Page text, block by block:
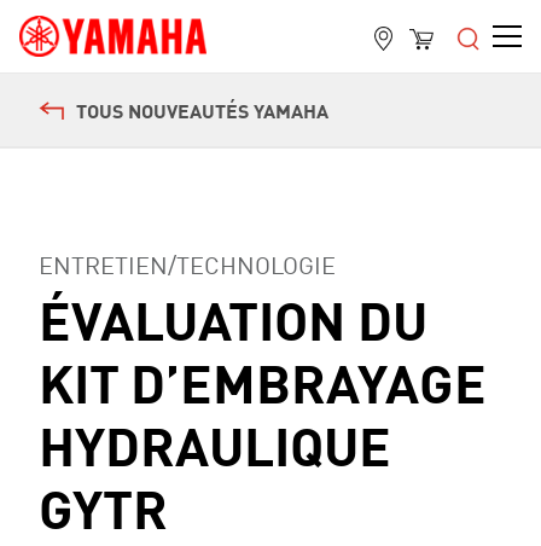
TOUS NOUVEAUTÉS YAMAHA
ENTRETIEN/TECHNOLOGIE
ÉVALUATION DU
KIT D’EMBRAYAGE
HYDRAULIQUE
GYTR